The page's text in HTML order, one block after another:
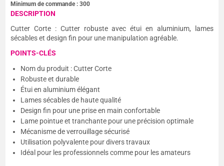
Minimum de commande :300
DESCRIPTION
Cutter Corte : Cutter robuste avec étui en aluminium, lames
sécables et design fin pour une manipulation agréable.
POINTS-CLÉS
Nom du produit : Cutter Corte
Robuste et durable
Étui en aluminium élégant
Lames sécables de haute qualité
Design fin pour une prise en main confortable
Lame pointue et tranchante pour une précision optimale
Mécanisme de verrouillage sécurisé
Utilisation polyvalente pour divers travaux
Idéal pour les professionnels comme pour les amateurs